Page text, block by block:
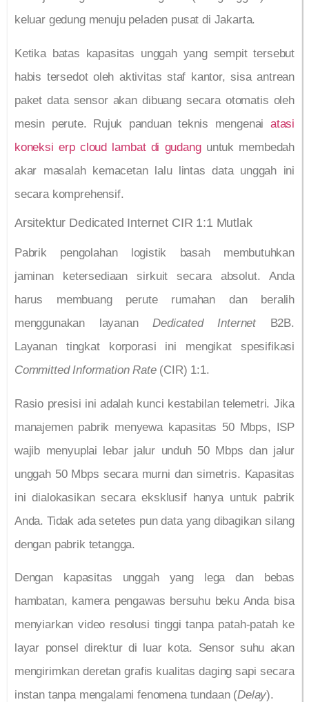
keluar gedung menuju peladen pusat di Jakarta.
Ketika batas kapasitas unggah yang sempit tersebut
habis tersedot oleh aktivitas staf kantor, sisa antrean
paket data sensor akan dibuang secara otomatis oleh
mesin perute. Rujuk panduan teknis mengenai atasi
koneksi erp cloud lambat di gudanguntuk membedah
akar masalah kemacetan lalu lintas data unggah ini
secara komprehensif.
Arsitektur Dedicated Internet CIR 1:1 Mutlak
Pabrik pengolahan logistik basah membutuhkan
jaminan ketersediaan sirkuit secara absolut. Anda
harus membuang perute rumahan dan beralih
menggunakan layananDedicated InternetB2B.
Layanan tingkat korporasi ini mengikat spesifikasi
Committed Information Rate(CIR) 1:1.
Rasio presisi ini adalah kunci kestabilan telemetri. Jika
manajemen pabrik menyewa kapasitas 50 Mbps, ISP
wajib menyuplai lebar jalur unduh 50 Mbps dan jalur
unggah 50 Mbps secara murni dan simetris. Kapasitas
ini dialokasikan secara eksklusif hanya untuk pabrik
Anda. Tidak ada setetes pun data yang dibagikan silang
dengan pabrik tetangga.
Dengan kapasitas unggah yang lega dan bebas
hambatan, kamera pengawas bersuhu beku Anda bisa
menyiarkan video resolusi tinggi tanpa patah-patah ke
layar ponsel direktur di luar kota. Sensor suhu akan
mengirimkan deretan grafis kualitas daging sapi secara
instan tanpa mengalami fenomena tundaan (Delay).